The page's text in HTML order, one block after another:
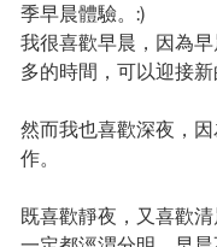
季早晨體驗。:)
我很喜歡早晨，因為
多的時間，可以迎接新
然而我也喜歡深夜，
作。
既喜歡靜夜，又喜歡